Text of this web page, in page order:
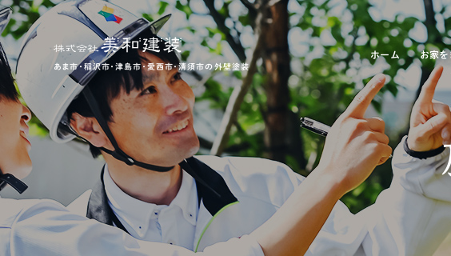
あま市・稲沢市・津島市・愛西市・清須市の外壁塗装
ホーム お家を